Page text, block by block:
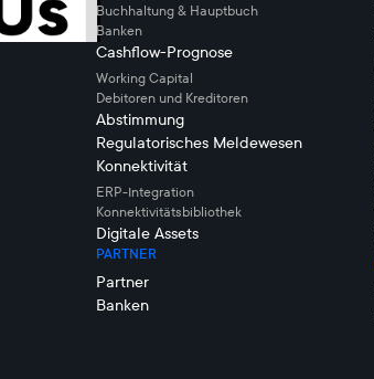
Buchhaltung & Hauptbuch
Banken
Cashflow-Prognose
Working Capital
Debitoren und Kreditoren
Abstimmung
Regulatorisches Meldewesen
Konnektivität
ERP-Integration
Konnektivitätsbibliothek
Digitale Assets
PARTNER
Partner
Banken